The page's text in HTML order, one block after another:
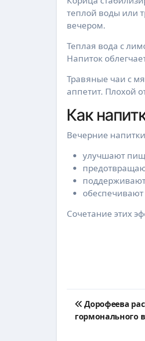
теплой воды или
вечером.
Теплая вода с
Напиток
Травяные чаи с
аппетит. Плохой
Как
Вечерние
улучшают
Сочетание этих
Навигация
по
Дорофеева
гормонального